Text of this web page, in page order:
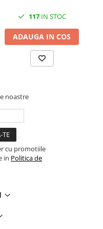
117IN STOC
ADAUGA IN COS
noastre
cu promotiile
in Politica de